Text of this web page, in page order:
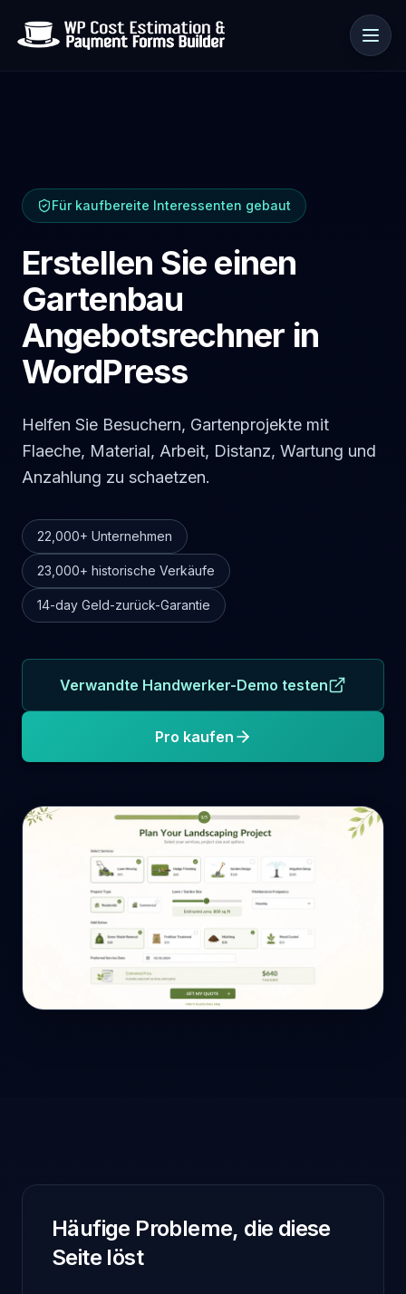
Ressourcen
🇩🇪
Für kaufbereite Interessenten gebaut
Erstellen Sie einen
Gartenbau
Angebotsrechner in
WordPress
Helfen Sie Besuchern, Gartenprojekte mit
Flaeche, Material, Arbeit, Distanz, Wartung und
Anzahlung zu schaetzen.
22,000+ Unternehmen
23,000+ historische Verkäufe
14-day Geld-zurück-Garantie
Verwandte Handwerker-Demo testen
Pro kaufen
Häufige Probleme, die diese
Seite löst